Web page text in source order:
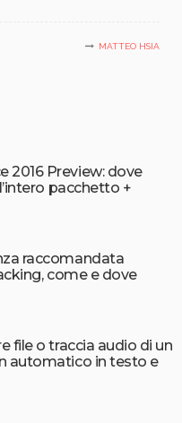
MATTEO HSIA
2016 Preview: dove
pacchetto +
raccomandata
come e dove
file o traccia audio di un
automatico in testo e